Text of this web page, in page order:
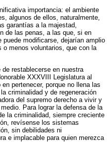
importancia: el ambiente
algunos de ellos, naturalmente,
garantías a la majestad,
de las penas, a las que, si en
modificarse, dejarían amplio
o menos voluntarios, que con la
restablecerse en nuestra
XXXVIII Legislatura al
pertenecer, porque no llena las
criminalidad y de regeneración
del supremo derecho a vivir y
Para lograr la defensa de la
la criminalidad, siempre creciente
revísense los sistemas
sin debilidades ni
e implacable para quien merezca